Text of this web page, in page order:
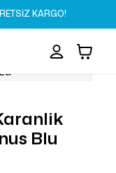
KARGO!
Close
Cart
Blu